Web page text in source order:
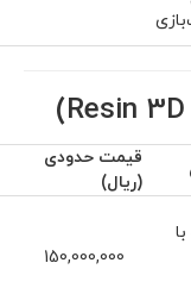
قیمت حدودی
(ریال)
150,000,000